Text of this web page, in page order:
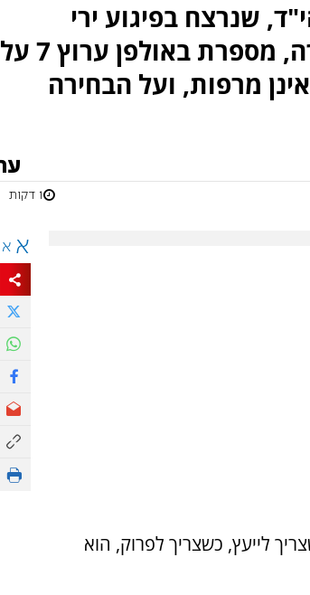
שנרצח בפיגוע ירי
בבקעת הירדן. ארוסתו אמונה, תושבת עפרה, מספרת באולפן ערוץ 7 על
מרפות, ועל הבחירה
1 דקות
לייעץ, כשצריך לפרוק, הוא
א א